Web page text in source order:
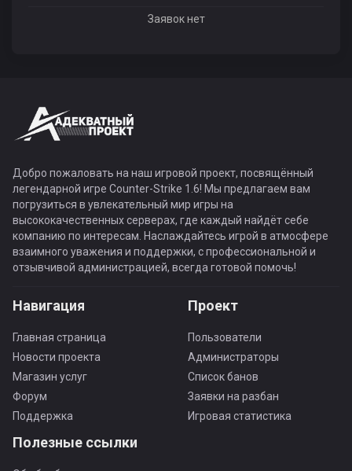
Заявок нет
Добро пожаловать на наш игровой проект, посвящённый
легендарной игре Counter-Strike 1.6! Мы предлагаем вам
погрузиться в увлекательный мир игры на
высококачественных серверах, где каждый найдёт себе
компанию по интересам. Наслаждайтесь игрой в атмосфере
взаимного уважения и поддержки, с профессиональной и
отзывчивой администрацией, всегда готовой помочь!
Навигация
Главная страница
Новости проекта
Магазин услуг
Форум
Поддержка
Проект
Пользователи
Администраторы
Список банов
Заявки на разбан
Игровая статистика
Полезные ссылки